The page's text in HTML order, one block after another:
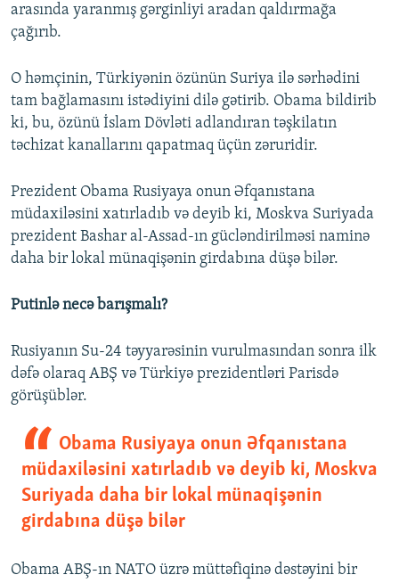
arasında yaranmış gərginliyi aradan qaldırmağa
çağırıb.
O həmçinin, Türkiyənin özünün Suriya ilə sərhədini
tam bağlamasını istədiyini dilə gətirib. Obama bildirib
ki, bu, özünü İslam Dövləti adlandıran təşkilatın
təchizat kanallarını qapatmaq üçün zəruridir.
Prezident Obama Rusiyaya onun Əfqanıstana
müdaxiləsini xatırladıb və deyib ki, Moskva Suriyada
prezident Bashar al-Assad-ın gücləndirilməsi naminə
daha bir lokal münaqişənin girdabına düşə bilər.
Putinlə necə barışmalı?
Rusiyanın Su-24 təyyarəsinin vurulmasından sonra ilk
dəfə olaraq ABŞ və Türkiyə prezidentləri Parisdə
görüşüblər.
Obama Rusiyaya onun Əfqanıstana
müdaxiləsini xatırladıb və deyib ki, Moskva
Suriyada daha bir lokal münaqişənin
girdabına düşə bilər
Obama ABŞ-ın NATO üzrə müttəfiqinə dəstəyini bir